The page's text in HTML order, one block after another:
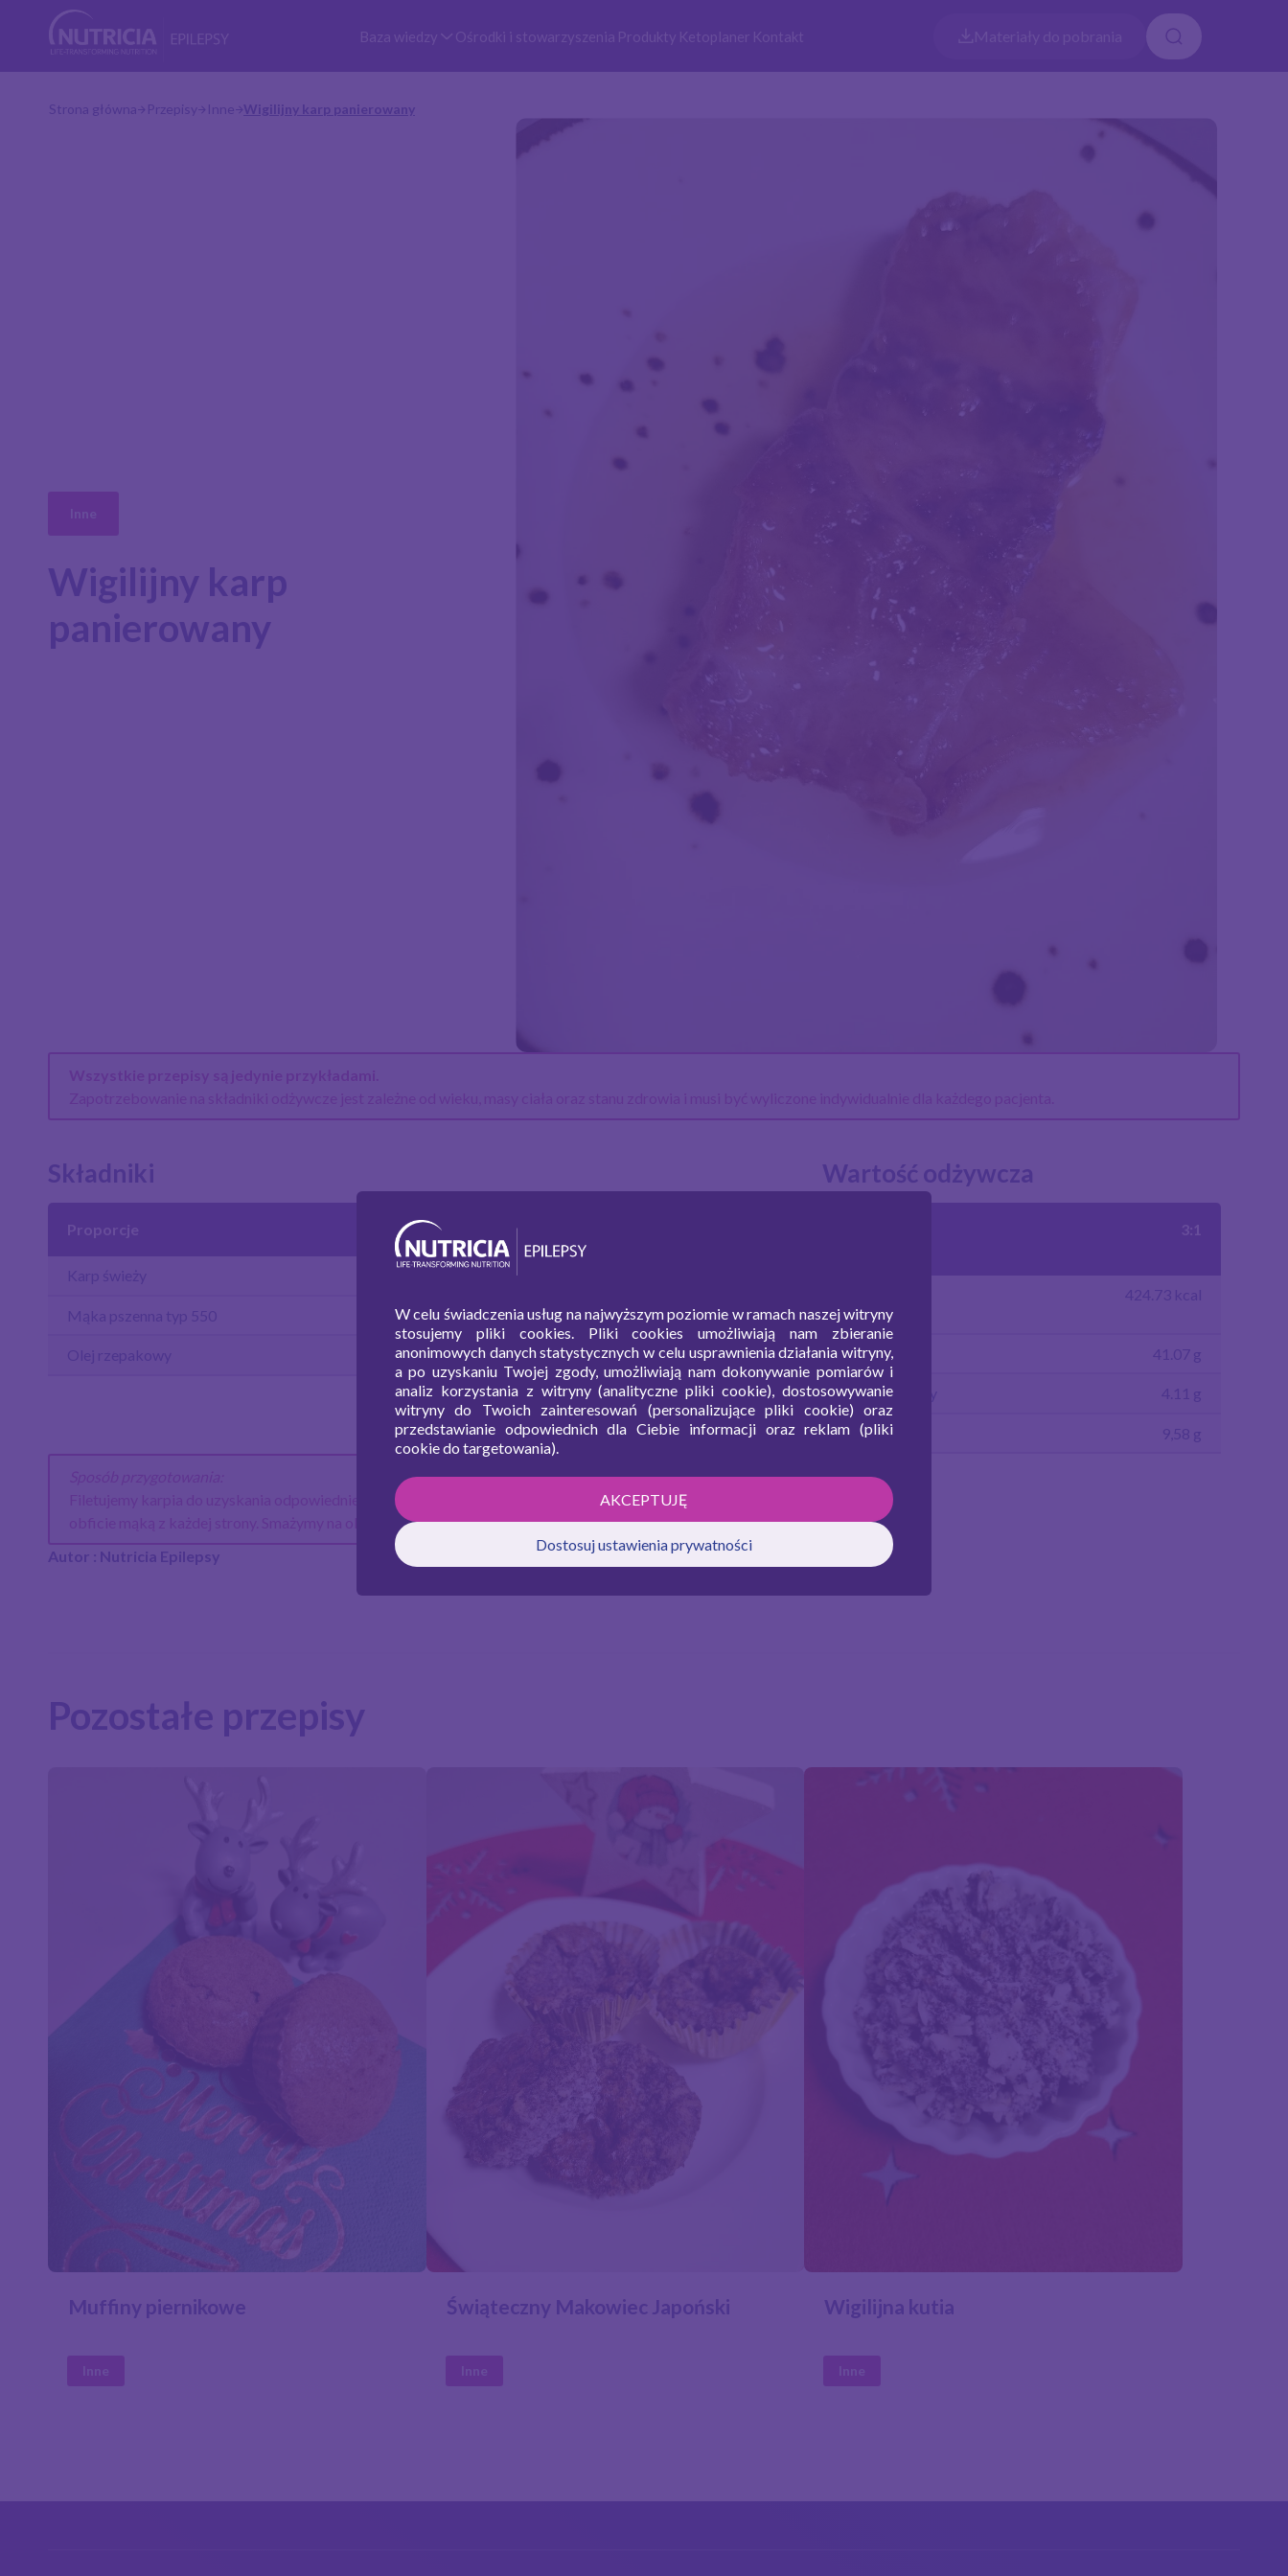
Baza wiedzy Ośrodki i stowarzyszenia Produkty Ketoplaner Kontakt
Strona główna Przepisy Inne Wigilijny karp panierowany
Inne
Wigilijny karp
panierowany
Wszystkie przepisy są jedynie przykładami.
Zapotrzebowanie na składniki odżywcze jest zależne od wieku, masy ciała oraz stanu zdrowia i musi być wyliczone indywidualnie dla każdego pacjenta.
Składniki
Proporcje
Karp świeży
Mąka pszenna typ 550 5,8 g
Olej rzepakowy 38,9 g
Wartość odżywcza
3:1
energetyczna
424.73 kcal
Tłuszcz 41.07 g
Węglowodany 4.11 g
Białko 9,58 g
Sposób przygotowania:
Filetujemy karpia do uzyskania odpowiedniej gramatury. Przyprawiamy solą i pieprzem, następnie obsypujemy
obficie mąką z każdej strony. Smażymy na oleju.
Autor : Nutricia Epilepsy
Pozostałe przepisy
Muffiny piernikowe
Inne
Świąteczny Makowiec Japoński
Inne
Wigilijna kutia
Inne
W celu świadczenia usług na najwyższym poziomie w ramach naszej witryny
stosujemy pliki cookies. Pliki cookies umożliwiają nam zbieranie
anonimowych danych statystycznych w celu usprawnienia działania witryny,
a po uzyskaniu Twojej zgody, umożliwiają nam dokonywanie pomiarów i
analiz korzystania z witryny (analityczne pliki cookie), dostosowywanie
witryny do Twoich zainteresowań (personalizujące pliki cookie) oraz
przedstawianie odpowiednich dla Ciebie informacji oraz reklam (pliki
cookie do targetowania).
AKCEPTUJĘ
Dostosuj ustawienia prywatności